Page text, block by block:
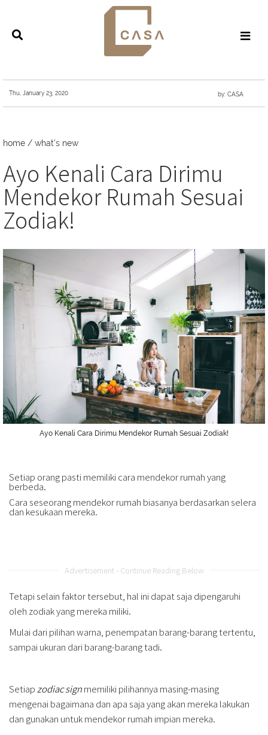
Thu, January 23, 2020 by: CASA
home / what's new
Ayo Kenali Cara Dirimu
Mendekor Rumah Sesuai
Zodiak!
Ayo Kenali Cara Dirimu Mendekor Rumah Sesuai Zodiak!
Setiap orang pasti memiliki cara mendekor rumah yang
berbeda.
Cara seseorang mendekor rumah biasanya berdasarkan selera
dan kesukaan mereka.
Advertisement - Continue Reading Below
Tetapi selain faktor tersebut, hal ini dapat saja dipengaruhi
oleh zodiak yang mereka miliki.
Mulai dari pilihan warna, penempatan barang-barang tertentu,
sampai ukuran dari barang-barang tadi.
Setiap zodiac signmemiliki pilihannya masing-masing
mengenai bagaimana dan apa saja yang akan mereka lakukan
dan gunakan untuk mendekor rumah impian mereka.